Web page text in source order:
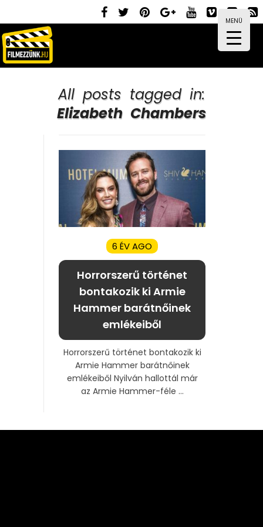
MENÜ
All posts tagged in:
Elizabeth Chambers
6 ÉV AGO
Horrorszerű történet
bontakozik ki Armie
Hammer barátnőinek
emlékeiből
Horrorszerű történet bontakozik ki
Armie Hammer barátnőinek
emlékeiből Nyilván hallottál már
az Armie Hammer-féle ...